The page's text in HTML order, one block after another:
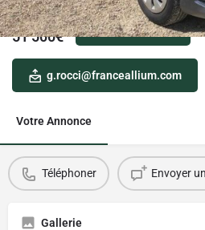
Prix
51 500€ 0673678809
g.rocci@franceallium.com
Votre Annonce
Téléphoner Envoyer
Gallerie